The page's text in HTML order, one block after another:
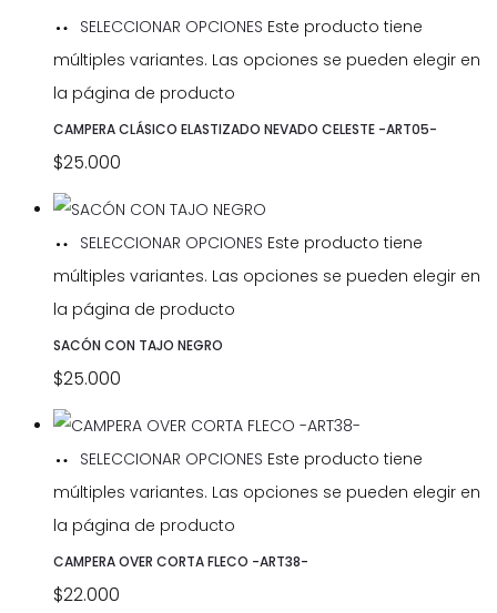
SELECCIONAR OPCIONES Este producto tiene
múltiples variantes. Las opciones se pueden elegir en
la página de producto
CAMPERA CLÁSICO ELASTIZADO NEVADO CELESTE -ART05-
$25.000
SELECCIONAR OPCIONES Este producto tiene
múltiples variantes. Las opciones se pueden elegir en
la página de producto
SACÓN CON TAJO NEGRO
$25.000
SELECCIONAR OPCIONES Este producto tiene
múltiples variantes. Las opciones se pueden elegir en
la página de producto
CAMPERA OVER CORTA FLECO -ART38-
$22.000